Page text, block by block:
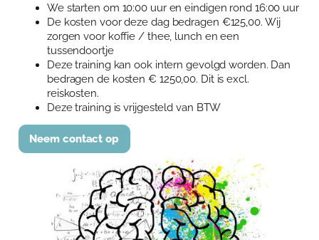
We starten om 10:00 uur en eindigen rond 16:00 uur
De kosten voor deze dag bedragen €125,00. Wij
zorgen voor koffie / thee, lunch en een
tussendoortje
Deze training kan ook intern gevolgd worden. Dan
bedragen de kosten € 1250,00. Dit is excl.
reiskosten.
Deze training is vrijgesteld van BTW
Neem contact op